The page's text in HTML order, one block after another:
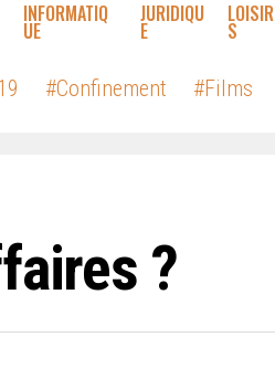
INFORMATIQ
UE
JURIDIQU
E
LOISIR
S
#Confinement #Films
?